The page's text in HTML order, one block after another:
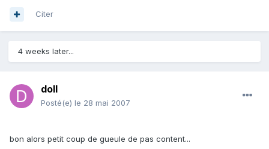
Citer
4 weeks later...
doll
Posté(e) le 28 mai 2007
bon alors petit coup de gueule de pas content...